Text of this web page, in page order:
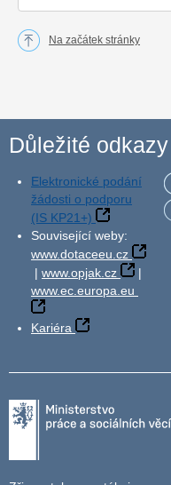
Na začátek stránky
Důležité odkazy
Elektronické podání
žádosti o podporu
(IS KP21+)
Související weby:
www.dotaceeu.cz
| www.opjak.cz
|
www.ec.europa.eu
Kariéra